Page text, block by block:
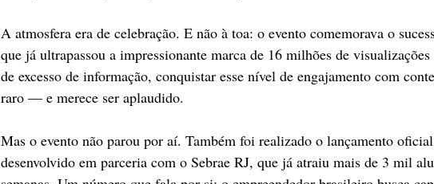
A atmosfera era de celebração. E não à toa: o evento comemorava o
que já ultrapassou a impressionante marca de 16 milhões de
de excesso de informação, conquistar esse nível de engajamento com
raro — e merece ser aplaudido.
Mas o evento não parou por aí. Também foi realizado o lançamento
desenvolvido em parceria com o Sebrae RJ, que já atraiu mais de 3 mil